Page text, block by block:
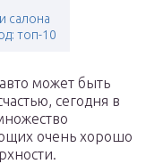
салона
топ-10
может быть
сегодня в
очень хорошо